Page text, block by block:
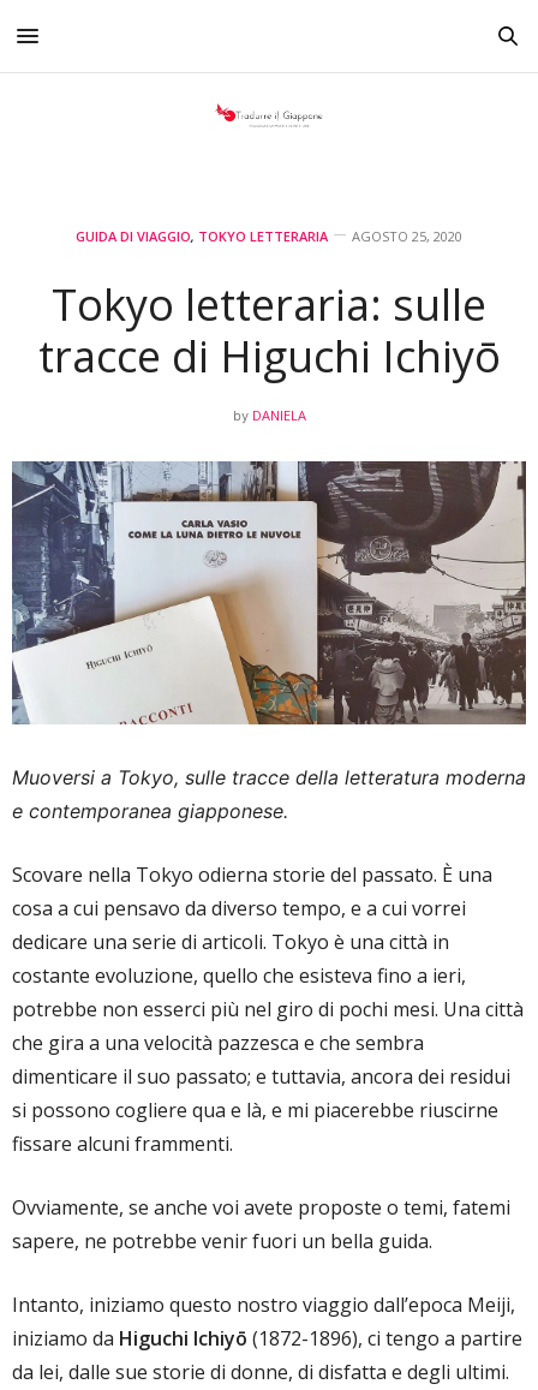
GUIDA DI VIAGGIO, TOKYO LETTERARIA AGOSTO 25, 2020
Tokyo letteraria: sulle
tracce di Higuchi Ichiyō
by DANIELA
Muoversi a Tokyo, sulle tracce della letteratura moderna
e contemporanea giapponese.
Scovare nella Tokyo odierna storie del passato. È una
cosa a cui pensavo da diverso tempo, e a cui vorrei
dedicare una serie di articoli. Tokyo è una città in
costante evoluzione, quello che esisteva fino a ieri,
potrebbe non esserci più nel giro di pochi mesi. Una città
che gira a una velocità pazzesca e che sembra
dimenticare il suo passato; e tuttavia, ancora dei residui
si possono cogliere qua e là, e mi piacerebbe riuscirne
fissare alcuni frammenti.
Ovviamente, se anche voi avete proposte o temi, fatemi
sapere, ne potrebbe venir fuori un bella guida.
Intanto, iniziamo questo nostro viaggio dall’epoca Meiji,
iniziamo da Higuchi Ichiyō (1872-1896), ci tengo a partire
da lei, dalle sue storie di donne, di disfatta e degli ultimi.